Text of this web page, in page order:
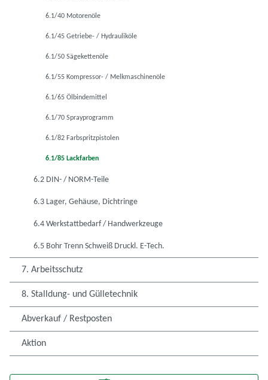
6.1/40 Motorenöle
6.1/45 Getriebe- / Hydrauliköle
6.1/50 Sägekettenöle
6.1/55 Kompressor- / Melkmaschinenöle
6.1/65 Ölbindemittel
6.1/70 Sprayprogramm
6.1/82 Farbspritzpistolen
6.1/85 Lackfarben
6.2 DIN- / NORM-Teile
6.3 Lager, Gehäuse, Dichtringe
6.4 Werkstattbedarf / Handwerkzeuge
6.5 Bohr Trenn Schweiß Druckl. E-Tech.
7. Arbeitsschutz
8. Stalldung- und Gülletechnik
Abverkauf / Restposten
Aktion